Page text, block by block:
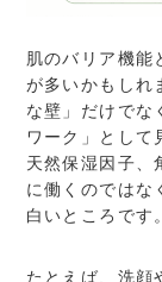
肌のバリア機能
が多いかもしれ
な壁」だけでな
ワーク」として
天然保湿因子、
に働くのではな
白いところです。
たとえば、洗顔